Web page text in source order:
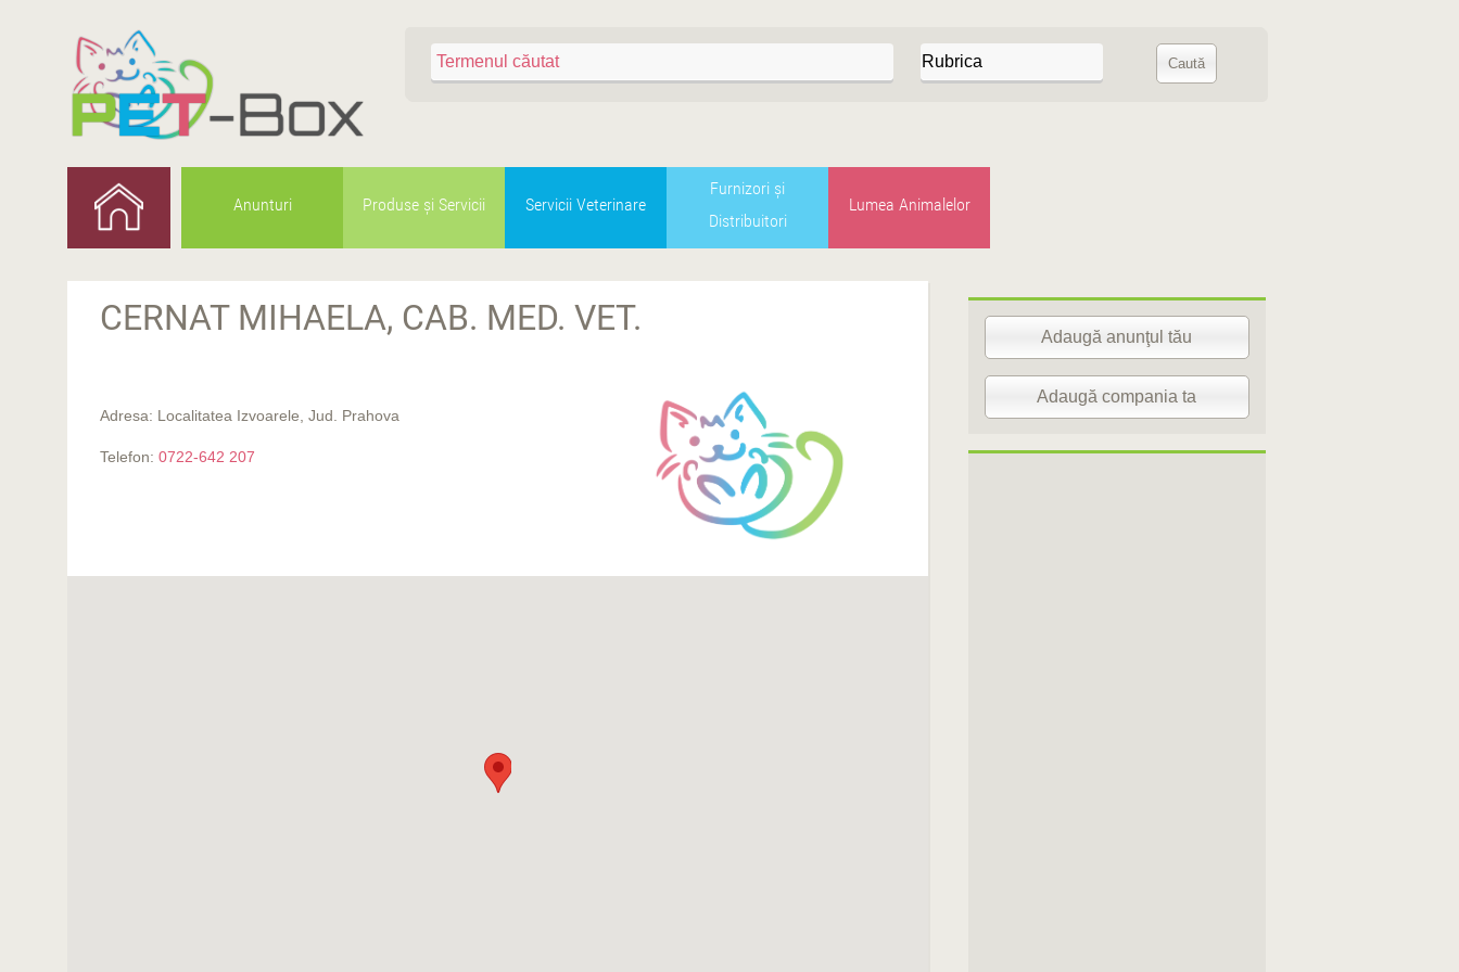
Anunturi Produse şi Servicii Servicii Veterinare
Furnizori şi
Distribuitori
Lumea Animalelor
CERNAT MIHAELA, CAB. MED. VET.
Adresa: Localitatea Izvoarele, Jud. Prahova
Telefon: 0722-642 207
Adaugă anunţul tău
Adaugă compania ta